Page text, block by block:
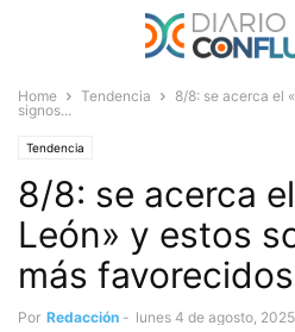
Home Tendencia
8/8: se acerca el
signos...
Tendencia
8/8: se acerca
León» y estos
más favorecidos
Por Redacción - lunes 4 de agosto, 2025